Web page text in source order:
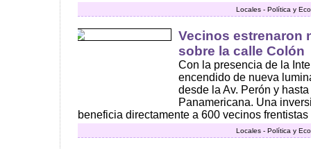
Locales - Política y
Vecinos estrenaron
sobre la calle Colón
Con la presencia de la
encendido de nueva
desde la Av. Perón y
Panamericana. Una
beneficia directamente a 600 vecinos frentistas
Locales - Política y